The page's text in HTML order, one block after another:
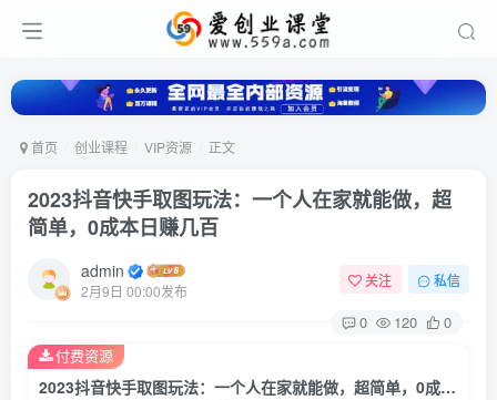
首页 创业课程 VIP资源 正文
2023抖音快手取图玩法：一个人在家就能做，超
简单，0成本日赚几百
admin
2月9日 00:00发布
关注 私信
0 120 0
2023抖音快手取图玩法：一个人在家就能做，超简单，0成本日赚几百
付费资源